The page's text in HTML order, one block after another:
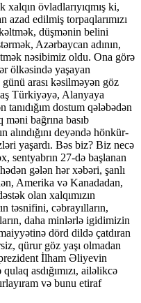
xalqın övladlarıyıqmış ki,
azad edilmiş torpaqlarımızı
düşmənin belini
Azərbaycan adının,
nəsibimiz oldu. Ona görə
ölkəsində yaşayan
arası kəsilməyən göz
Türkiyəyə, Alanyaya
dostum qələbədən
bağrına basıb
alındığını deyəndə hönkür-
yaşardı. Bəs biz? Biz necə
sentyabrın 27-də başlanan
gələn hər xəbəri, şanlı
Amerika və Kanadadan,
olan xalqımızın
təsnifini, cəbrayılların,
daha minlərlə igidimizin
dörd dildə çatdıran
qürur göz yaşı olmadan
İlham Əliyevin
asdığımızı, ailəlikcə
və bunu etiraf